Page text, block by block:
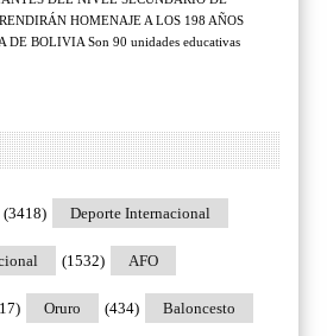
HOMENAJE A LOS 198 AÑOS
DE BOLIVIA Son 90 unidades educativas
Deporte Internacional
(3418)
AFO
(1532)
Oruro Baloncesto
(434)